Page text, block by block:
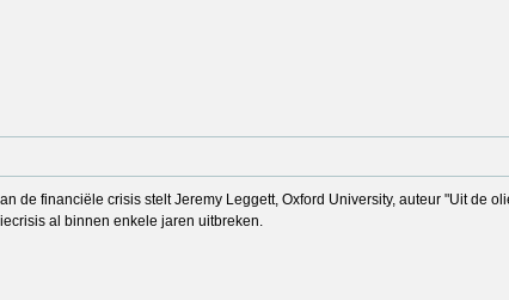
de financiële crisis stelt Jeremy Leggett, Oxford University, auteur "Uit de
al binnen enkele jaren uitbreken.